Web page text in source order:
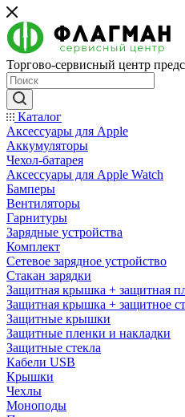
Торгово-сервисный центр
Каталог
Аксессуары для Apple
Аккумуляторы
Чехол-батарея
Аксессуары для Apple Watch
Бамперы
Вентиляторы
Гарнитуры
Зарядные устройства
Комплект
Сетевое зарядное устройство
Стакан зарядки
Защитная крышка + защитная
Защитная крышка + защитное
Защитные крышки
Защитные пленки и накладки
Защитные стекла
Кабели USB
Крышки
Чехлы
Моноподы